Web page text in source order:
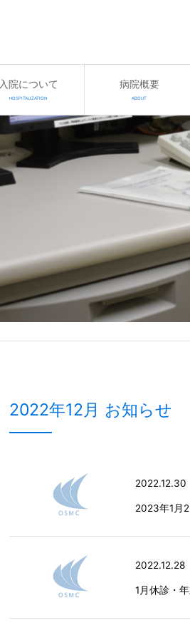
入院について
HOSPITALIZATION
病院概要
ABOUT
2022年12月 お知らせ
2022.12.30
2023年1月
2022.12.28
1月休診・